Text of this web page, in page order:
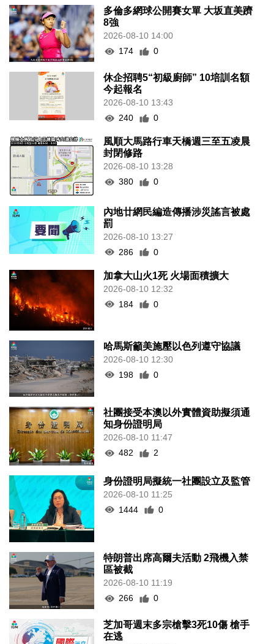
多倫多網球公開賽女單 大坂直美躋
8強
2026-08-10 14:00
174
0
休企招聘5“初級廚師” 10培訓名額
今起報名
2026-08-10 13:43
240
0
風順大馬路行車天橋週三至五凌晨
封閉修路
2026-08-10 13:28
380
0
內地廿網民編造傳播涉災謠言被處
罰
2026-08-10 13:27
286
0
加拿大山火1死 火場面積擴大
2026-08-10 12:32
184
0
哈馬斯籲美施壓以色列遵守協議
2026-08-10 12:30
198
0
社團接受本澳以外實體資助擬須通
知身份證明局
2026-08-10 11:47
482
2
身份證明局擬統一社團設立及監管
2026-08-10 11:25
1444
0
特朗普出席高爾夫活動 2飛機入禁
區被截
2026-08-10 11:19
266
0
芝加哥週末多宗槍擊3死10傷 槍手
在逃